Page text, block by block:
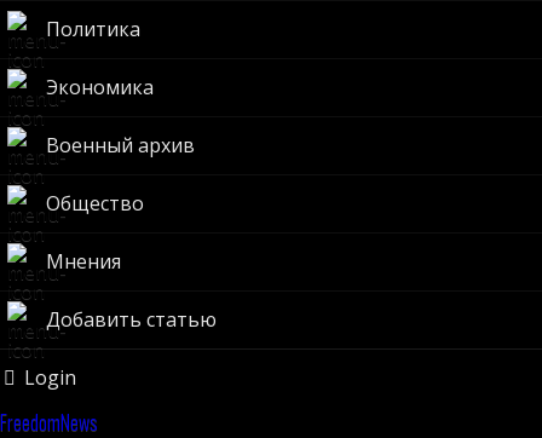
Политика
Экономика
Военный архив
Общество
Мнения
Добавить статью
Login
FreedomNews